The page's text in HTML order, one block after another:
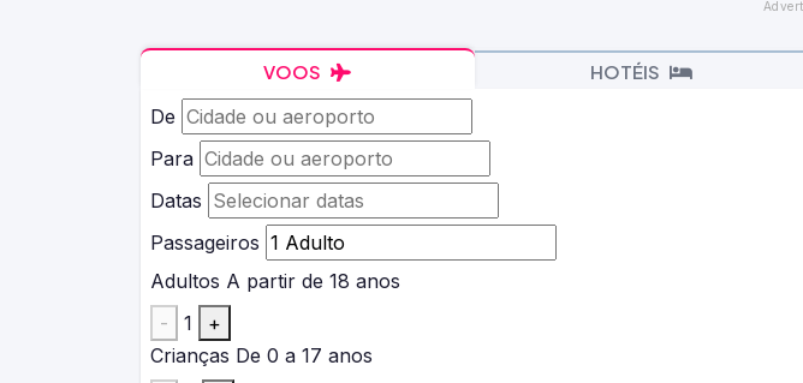
VOOS HOTÉIS
De
Para
Datas
Passageiros
Adultos A partir de 18 anos
-
1
+
Crianças De 0 a 17 anos